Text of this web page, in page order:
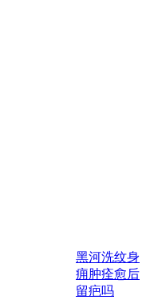
黑河洗纹身
痈肿痊愈后
留疤吗